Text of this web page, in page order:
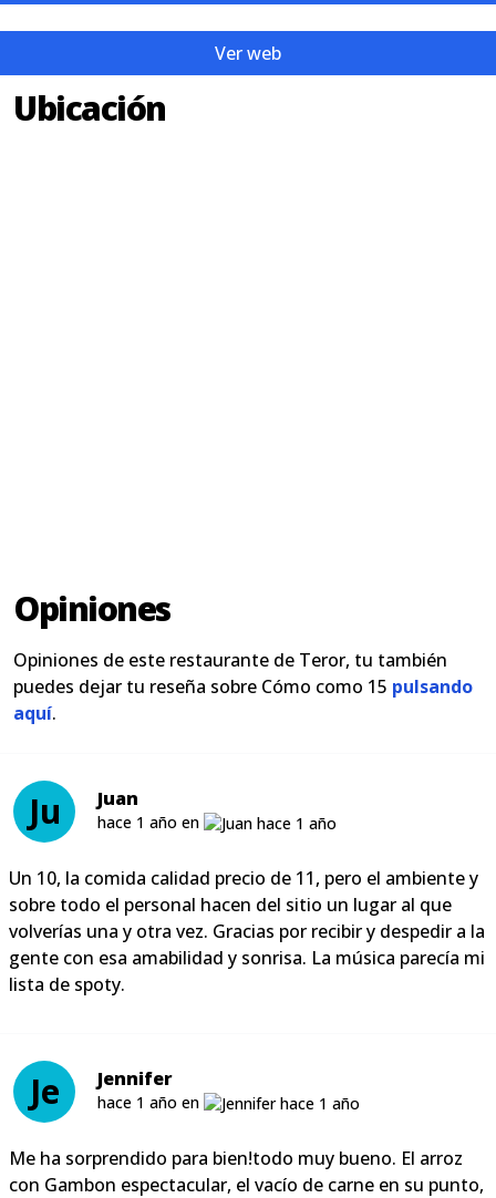
Ver web
Ubicación
Opiniones
Opiniones de este restaurante de Teror, tu también
puedes dejar tu reseña sobre Cómo como 15 pulsando
aquí.
Ju Juan
hace 1 año en
Un 10, la comida calidad precio de 11, pero el ambiente y
sobre todo el personal hacen del sitio un lugar al que
volverías una y otra vez. Gracias por recibir y despedir a la
gente con esa amabilidad y sonrisa. La música parecía mi
lista de spoty.
Je Jennifer
hace 1 año en
Me ha sorprendido para bien!todo muy bueno. El arroz
con Gambon espectacular, el vacío de carne en su punto,